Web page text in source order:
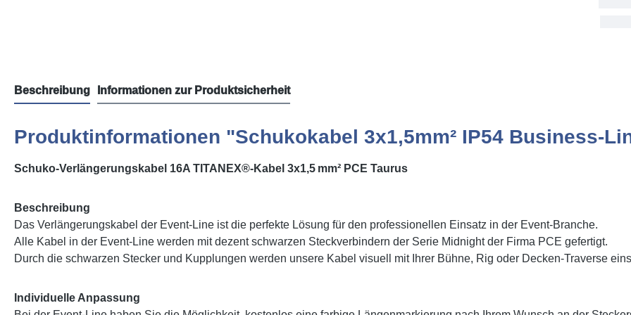
Beschreibung Informationen zur Produktsicherheit
Produktinformationen "Schukokabel 3x1,5mm² IP54 Business-
Schuko-Verlängerungskabel 16A TITANEX®-Kabel 3x1,5 mm² PCE Taurus
Beschreibung
Das Verlängerungskabel der Event-Line ist die perfekte Lösung für den professionellen Einsatz in der Event-Branche.
Alle Kabel in der Event-Line werden mit dezent schwarzen Steckverbindern der Serie Midnight der Firma PCE gefertigt.
Durch die schwarzen Stecker und Kupplungen werden unsere Kabel visuell mit Ihrer Bühne, Rig oder Decken-Traverse
Individuelle Anpassung